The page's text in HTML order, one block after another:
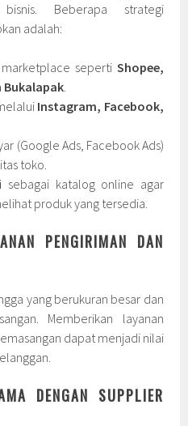
Beberapa strategi
adalah:
seperti Shopee,
Bukalapak.
Instagram, Facebook,
(Google Ads, Facebook Ads)
toko.
sebagai katalog online agar
produk yang tersedia.
PENGIRIMAN DAN
yang berukuran besar dan
Memberikan layanan
dapat menjadi nilai
DENGAN SUPPLIER